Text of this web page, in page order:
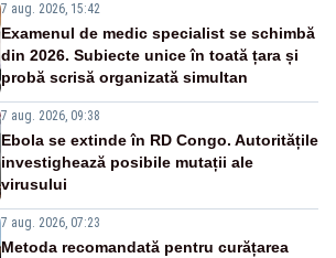
7 aug. 2026, 15:42
Examenul de medic specialist se schimbă
din 2026. Subiecte unice în toată țara și
probă scrisă organizată simultan
7 aug. 2026, 09:38
Ebola se extinde în RD Congo. Autoritățile
investighează posibile mutații ale
virusului
7 aug. 2026, 07:23
Metoda recomandată pentru curățarea